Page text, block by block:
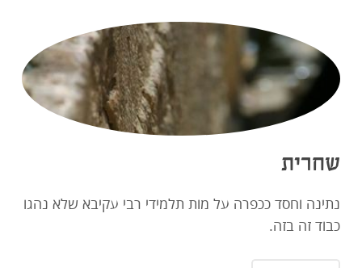
שחרית
נתינה וחסד ככפרה על מות תלמידי רבי עקיבא שלא נהגו
כבוד זה בזה.